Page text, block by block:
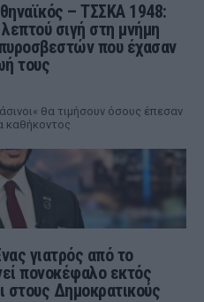
– ΤΣΣΚΑ 1948:
σιγή στη μνήμη
που έχασαν
τους
θα τιμήσουν όσους έπεσαν
καθήκοντος
γιατρός από το
πονοκέφαλο εκτός
στους Δημοκρατικούς